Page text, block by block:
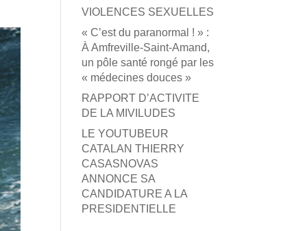
VIOLENCES SEXUELLES
« C’est du paranormal ! » :
À Amfreville-Saint-Amand,
un pôle santé rongé par les
« médecines douces »
RAPPORT D’ACTIVITE
DE LA MIVILUDES
LE YOUTUBEUR
CATALAN THIERRY
CASASNOVAS
ANNONCE SA
CANDIDATURE A LA
PRESIDENTIELLE